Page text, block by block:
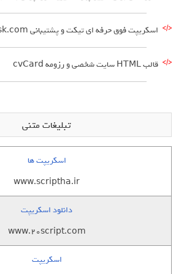
اسکریپت فوق حرفه ای تیکت و پشتیبانی Hesk.com ( فارسی شده )
قالب HTML سایت شخصی و رزومه cvCard
تبلیغات متنی
اسکریپت ها
www.scriptha.ir
دانلود اسکریپت
www.20script.com
اسکریپت